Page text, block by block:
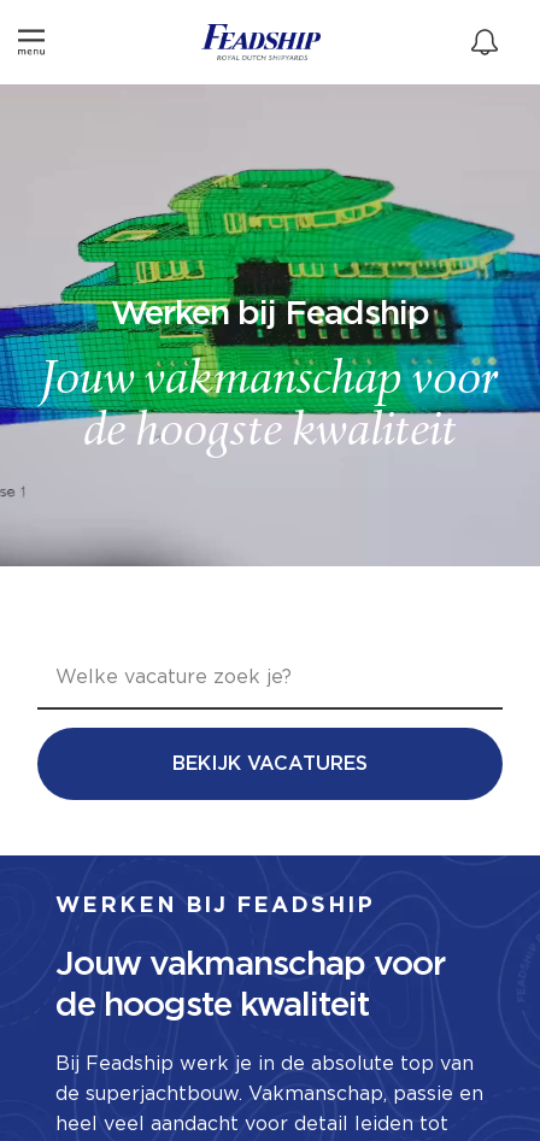
Werken bij Feadship
Jouw vakmanschap voor
de hoogste kwaliteit
BEKIJK VACATURES
WERKEN BIJ FEADSHIP
Jouw vakmanschap voor
de hoogste kwaliteit
Bij Feadship werk je in de absolute top van
de superjachtbouw. Vakmanschap, passie en
heel veel aandacht voor detail leiden tot